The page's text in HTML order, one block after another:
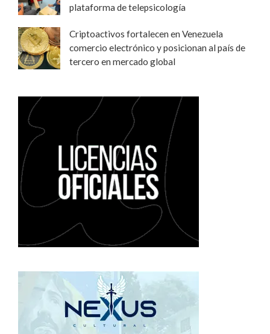
plataforma de telepsicología
Criptoactivos fortalecen en Venezuela
comercio electrónico y posicionan al país de
tercero en mercado global